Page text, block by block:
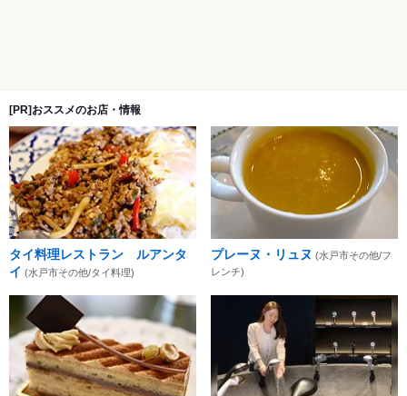
[PR]おススメのお店・情報
タイ料理レストラン ルアンタ
イ (水戸市その他/タイ料理)
プレーヌ・リュヌ (水戸市その他/フ
レンチ)